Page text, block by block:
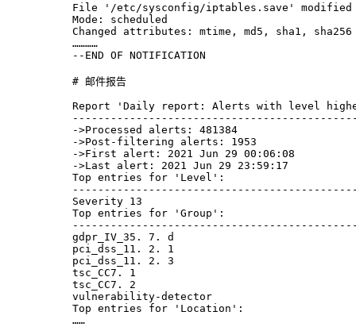
File '/etc/sysconfig/iptables.save' modified
Mode: scheduled
Changed attributes: mtime, md5, sha1, sha256
…………
--END OF NOTIFICATION
# 邮件报告
Report 'Daily report: Alerts with level
->Processed alerts: 481384
->Post-filtering alerts: 1953
->First alert: 2021 Jun 29 00:06:08
->Last alert: 2021 Jun 29 23:59:17
Top entries for 'Level':
Severity 13
Top entries for 'Group':
gdpr_IV_35. 7. d
pci_dss_11. 2. 1
pci_dss_11. 2. 3
tsc_CC7. 1
tsc_CC7. 2
vulnerability-detector
Top entries for 'Location':
……